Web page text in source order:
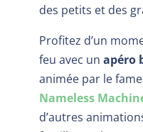
des petits et des
Profitez d’un
feu avec un apéro
animée par le
Nameless
d’autres